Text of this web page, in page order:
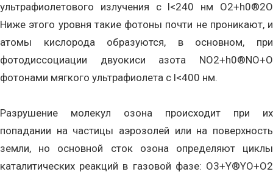
ультрафиолетового излучения с l<240 нм O2+h0®2O
Ниже этого уровня такие фотоны почти не проникают, и
атомы кислорода образуются, в основном, при
фотодиссоциации двуокиси азота NO2+h0®NO+O
фотонами мягкого ультрафиолета с l<400 нм.
Разрушение молекул озона происходит при их
попадании на частицы аэрозолей или на поверхность
земли, но основной сток озона определяют циклы
каталитических реакций в газовой фазе: O3+Y®YO+O2